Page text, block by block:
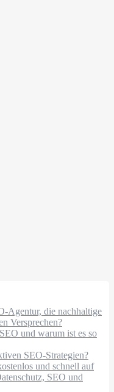
Agentur, die nachhaltige
Versprechen?
und warum ist es so
SEO-Strategien?
und schnell auf
SEO und